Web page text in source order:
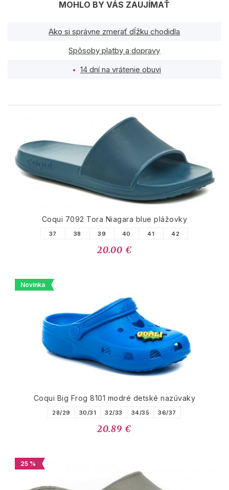
MOHLO BY VÁS ZAUJÍMAŤ
Ako si správne zmerať dĺžku chodidla
Spôsoby platby a dopravy
14 dní na vrátenie obuvi
PODOBNÉ PRODUKTY
Coqui 7092 Tora Niagara blue plážovky
37 38 39 40 41 42
20.00 €
Novinka
Coqui Big Frog 8101 modré detské nazúvaky
28/29 30/31 32/33 34/35 36/37
20.89 €
25 %